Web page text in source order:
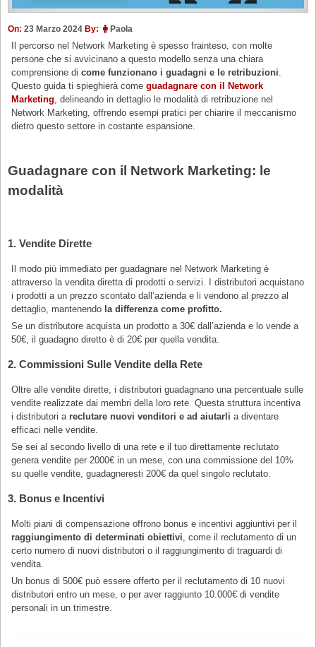
On: 23 Marzo 2024 By: Paola
Il percorso nel Network Marketing è spesso frainteso, con molte
persone che si avvicinano a questo modello senza una chiara
comprensione di come funzionano i guadagni e le retribuzioni
Questo guida ti spieghierà comeguadagnare con il Network
Marketing , delineando in dettaglio le modalità di retribuzione nel
Network Marketing, offrendo esempi pratici per chiarire il meccanismo
dietro questo settore in costante espansione.
Guadagnare con il Network Marketing: le
modalità
1. Vendite Dirette
Il modo più immediato per guadagnare nel Network Marketing è
attraverso la vendita diretta di prodotti o servizi. I distributori acquistano
i prodotti a un prezzo scontato dall’azienda e li vendono al prezzo al
dettaglio, mantenendo la differenza come profitto.
Se un distributore acquista un prodotto a 30€ dall’azienda e lo vende a
50€, il guadagno diretto è di 20€ per quella vendita.
2. Commissioni Sulle Vendite della Rete
Oltre alle vendite dirette, i distributori guadagnano una percentuale sulle
vendite realizzate dai membri della loro rete. Questa struttura incentiva
i distributori a reclutare nuovi venditori e ad aiutarli a diventare
efficaci nelle vendite.
Se sei al secondo livello di una rete e il tuo direttamente reclutato
genera vendite per 2000€ in un mese, con una commissione del 10%
su quelle vendite, guadagneresti 200€ da quel singolo reclutato.
3. Bonus e Incentivi
Molti piani di compensazione offrono bonus e incentivi aggiuntivi per il
raggiungimento di determinati obiettivi , come il reclutamento di un
certo numero di nuovi distributori o il raggiungimento di traguardi di
vendita.
Un bonus di 500€ può essere offerto per il reclutamento di 10 nuovi
distributori entro un mese, o per aver raggiunto 10.000€ di vendite
personali in un trimestre.